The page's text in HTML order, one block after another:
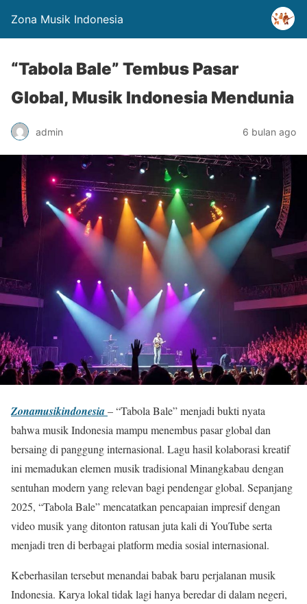
Zona Musik Indonesia
“Tabola Bale” Tembus Pasar
Global, Musik Indonesia Mendunia
admin 6 bulan ago
Zonamusikindonesia– “Tabola Bale” menjadi bukti nyata
bahwa musik Indonesia mampu menembus pasar global dan
bersaing di panggung internasional. Lagu hasil kolaborasi kreatif
ini memadukan elemen musik tradisional Minangkabau dengan
sentuhan modern yang relevan bagi pendengar global. Sepanjang
2025, “Tabola Bale” mencatatkan pencapaian impresif dengan
video musik yang ditonton ratusan juta kali di YouTube serta
menjadi tren di berbagai platform media sosial internasional.
Keberhasilan tersebut menandai babak baru perjalanan musik
Indonesia. Karya lokal tidak lagi hanya beredar di dalam negeri,